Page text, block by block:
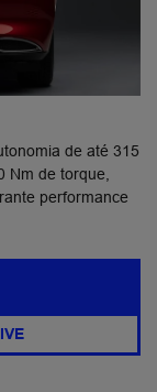
de até 315
Nm de torque,
performance